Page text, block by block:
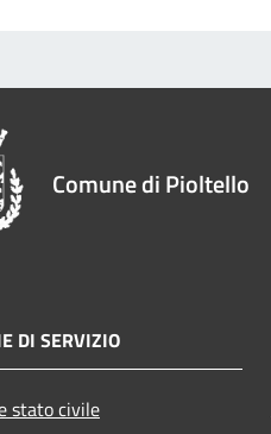
Comune di Pioltello
DI SERVIZIO
stato civile